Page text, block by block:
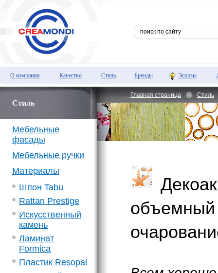
О компании Качество Стиль Бренды Эскизы
Стиль
Мебельные
фасады
Мебельные ручки
Материалы
Шпон Tabu
Rattan Prestige
Искусственный
камень
Ламинат
Formica
Пластик Resopal
Главная страница Стиль